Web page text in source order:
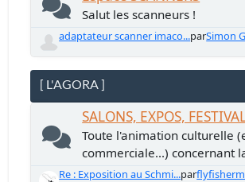
Salut les scanneurs !
adaptateur scanner imaco...parSimon
[ L'AGORA ]
SALONS, EXPOS,
Toute l'animation culturelle
commerciale...) concernant
Re : Exposition au Schmi...par